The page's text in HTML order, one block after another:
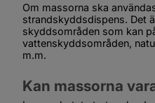
Om massorna ska
strandskyddsdispens. Det
skyddsområden som kan
vattenskyddsområden,
m.m.
Kan massorna